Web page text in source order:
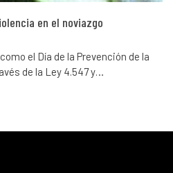
en el noviazgo
el Día de la Prevención de la
de la Ley 4.547 y…